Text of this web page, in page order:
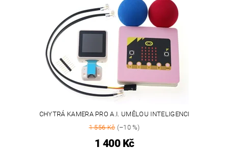
CHYTRÁ KAMERA PRO A.I. UMĚLOU INTELIGENCI
1 556 Kč(–10 %)
1 400 Kč